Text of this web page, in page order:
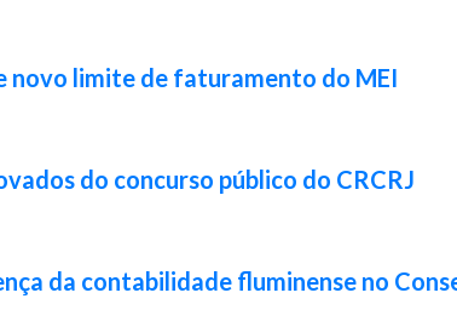
novo limite de faturamento do MEI
do concurso público do CRCRJ
da contabilidade fluminense no